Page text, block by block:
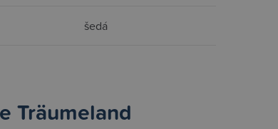
šedá
Träumeland